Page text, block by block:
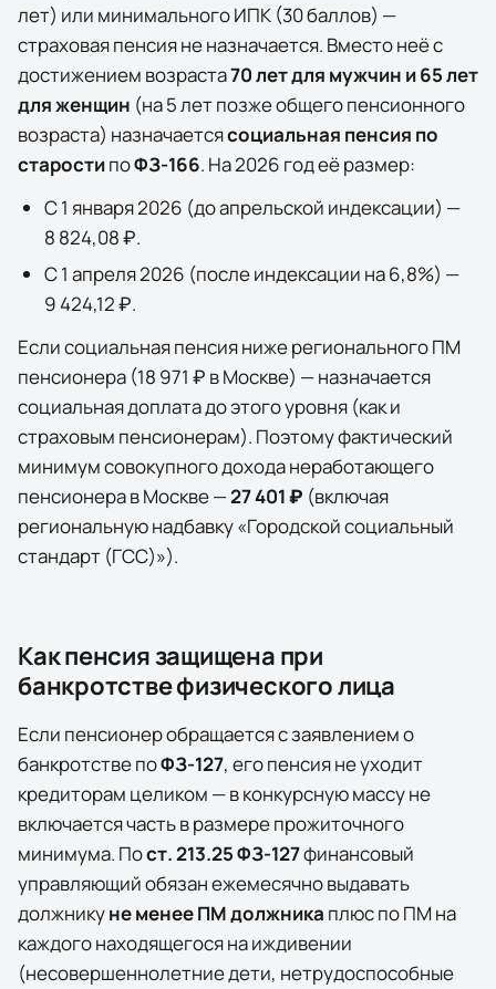
лет) или минимального ИПК (30 баллов) —
страховая пенсия не назначается. Вместо неё с
достижением возраста70 лет для мужчин и 65 лет
для женщин (на 5 лет позже общего пенсионного
возраста) назначаетсясоциальная пенсия по
старостипоФЗ-166. На2026 год её размер:
С 1 января2026 (до апрельской индексации) —
8 824,08 ₽.
С 1 апреля2026 (после индексации на6,8%) —
9 424,12 ₽.
Если социальная пенсия ниже регионального ПМ
пенсионера (18 971 ₽ вМоскве) — назначается
социальная доплата до этого уровня (как и
страховым пенсионерам). Поэтому фактический
минимум совокупного дохода неработающего
пенсионера вМоскве—27 401 ₽ (включая
региональную надбавку «Городской социальный
стандарт (ГСС)»).
Как пенсия защищена при
банкротстве физического лица
Если пенсионер обращается с заявлением о
банкротстве поФЗ-127, его пенсия не уходит
кредиторам целиком — в конкурсную массу не
включается часть в размере прожиточного
минимума. Пост. 213.25 ФЗ-127финансовый
управляющий обязан ежемесячно выдавать
должникуне менее ПМ должника плюс по ПМ на
каждого находящегося на иждивении
(несовершеннолетние дети, нетрудоспособные